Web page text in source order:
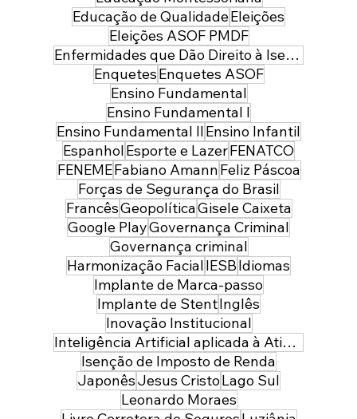
Educação de QualidadeEleições
Eleições ASOF PMDF
Enfermidades que Dão Direito à Isenção de Imposto de Renda
EnquetesEnquetes ASOF
Ensino Fundamental
Ensino Fundamental I
Ensino Fundamental IIEnsino Infantil
EspanholEsporte e LazerFENATCO
FENEMEFabiano AmannFeliz Páscoa
Forças de Segurança do Brasil
FrancêsGeopolíticaGisele Caixeta
Google PlayGovernança Criminal
Governança criminal
Harmonização FacialIESBIdiomas
Implante de Marca-passo
Implante de StentInglês
Inovação Institucional
Inteligência Artificial aplicada à Atividade Policial
Isenção de Imposto de Renda
JaponêsJesus CristoLago Sul
Leonardo Moraes